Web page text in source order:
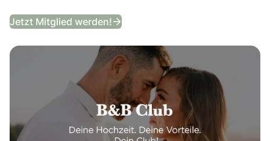
Jetzt Mitglied werden! B&B Club